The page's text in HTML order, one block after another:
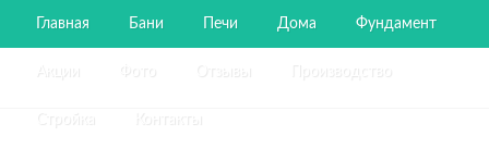
Главная Бани Печи Дома Фундамент